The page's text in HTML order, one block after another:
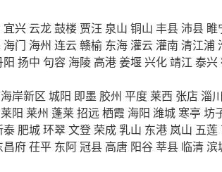
宜兴 云龙鼓楼 贾汪 泉山 铜山 丰县 沛县 睢
海门 海州 连云赣榆 东海灌云灌南 清江浦
阳 扬中 句容 海陵 高港姜堰兴化靖江 泰兴
岸新区 城阳 即墨 胶州 平度 莱西 张店 淄川
莱阳 莱州 蓬莱招远 栖霞 海阳 潍城 寒亭 坊
泰 肥城环翠文登 荣成乳山 东港 岚山 五莲
昌府茌平 东阿冠县 高唐 阳谷莘县 临清滨